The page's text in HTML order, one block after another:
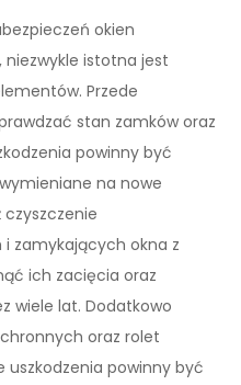
okien
niezwykle istotna jest
Przede
stan zamków oraz
powinny być
na nowe
zamykających okna z
ich zacięcia oraz
wiele lat. Dodatkowo
oraz rolet
uszkodzenia powinny być